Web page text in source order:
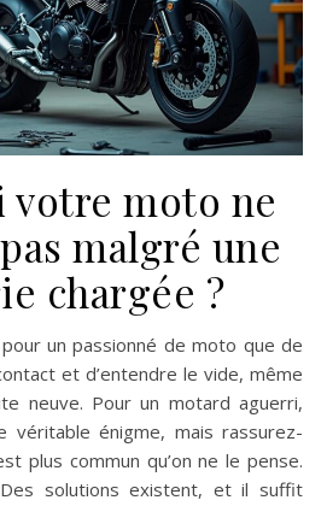
votre moto ne
malgré une
chargée ?
et d’entendre le vide, même
neuve. Pour un motard aguerri,
véritable énigme, mais rassurez-
plus commun qu’on ne le pense.
solutions existent, et il suffit